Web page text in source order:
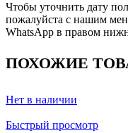
Чтобы уточнить дату
пожалуйста с нашим
WhatsApp в правом
ПОХОЖИЕ
Нет в наличии
Быстрый просмотр